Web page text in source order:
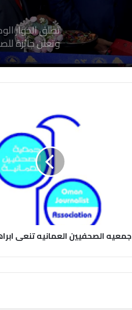
تطلق الحوار
عن التغيرات
نقابة
كلية الإعلام
في احتفالية
صحيفة (العلم)
في عيد الصحافة
الصحفيين
رئيس العراق
والشخصيات
العراقيين
يطالب السلطات
جمعيه الصحفيين العمانيه تنعى